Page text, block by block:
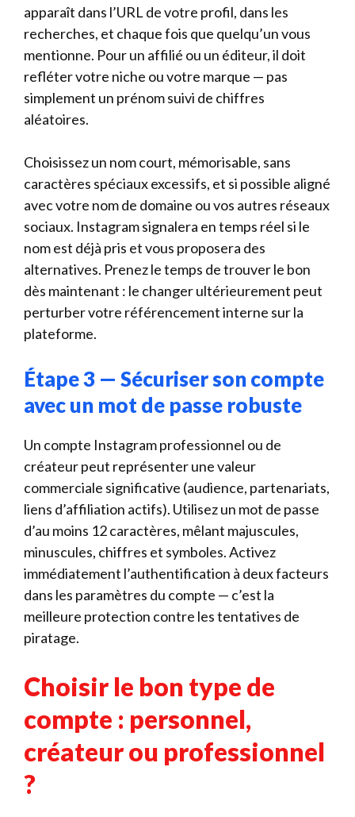
apparaît dans l’URL de votre profil, dans les
recherches, et chaque fois que quelqu’un vous
mentionne. Pour un affilié ou un éditeur, il doit
refléter votre niche ou votre marque — pas
simplement un prénom suivi de chiffres
aléatoires.
Choisissez un nom court, mémorisable, sans
caractères spéciaux excessifs, et si possible aligné
avec votre nom de domaine ou vos autres réseaux
sociaux. Instagram signalera en temps réel si le
nom est déjà pris et vous proposera des
alternatives. Prenez le temps de trouver le bon
dès maintenant : le changer ultérieurement peut
perturber votre référencement interne sur la
plateforme.
Étape 3 — Sécuriser son compte
avec un mot de passe robuste
Un compte Instagram professionnel ou de
créateur peut représenter une valeur
commerciale significative (audience, partenariats,
liens d’affiliation actifs). Utilisez un mot de passe
d’au moins 12 caractères, mêlant majuscules,
minuscules, chiffres et symboles. Activez
immédiatement l’authentification à deux facteurs
dans les paramètres du compte — c’est la
meilleure protection contre les tentatives de
piratage.
Choisir le bon type de
compte : personnel,
créateur ou professionnel
?